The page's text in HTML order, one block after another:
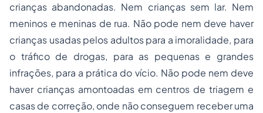
crianças abandonadas. Nem crianças sem lar. Nem
meninos e meninas de rua. Não pode nem deve haver
crianças usadas pelos adultos para a imoralidade, para
o tráfico de drogas, para as pequenas e grandes
infrações, para a prática do vício. Não pode nem deve
haver crianças amontoadas em centros de triagem e
casas de correção, onde não conseguem receber uma